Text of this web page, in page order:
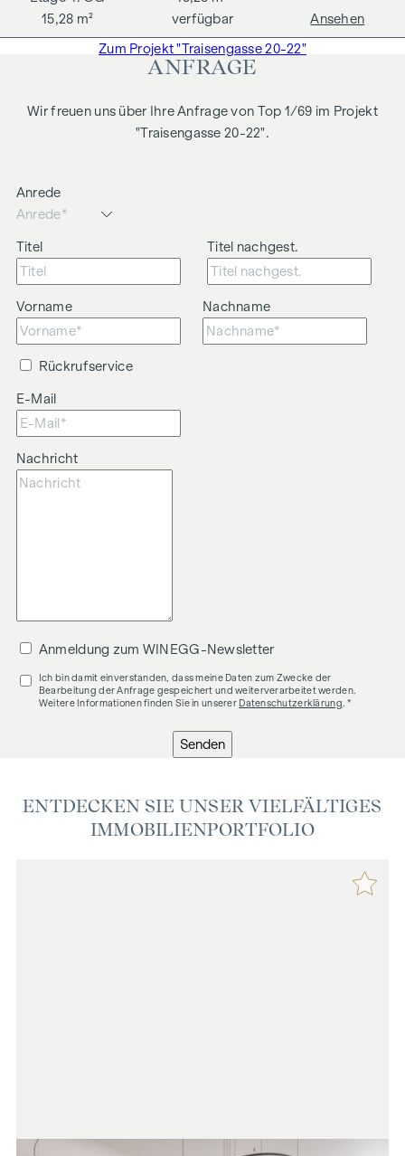
15,28 m²
verfügbar Ansehen
Zum Projekt "Traisengasse 20-22"
ANFRAGE
Wir freuen uns über Ihre Anfrage von Top 1/69 im Projekt
"Traisengasse 20-22".
Anrede
Titel Titel nachgest.
Vorname Nachname
Rückrufservice
E-Mail
Nachricht
Anmeldung zum WINEGG-Newsletter
Ich bin damit einverstanden, dass meine Daten zum Zwecke der
Bearbeitung der Anfrage gespeichert und weiterverarbeitet werden.
Weitere Informationen finden Sie in unserer Datenschutzerklärung . *
Senden
ENTDECKEN SIE UNSER VIELFÄLTIGES
IMMOBILIENPORTFOLIO